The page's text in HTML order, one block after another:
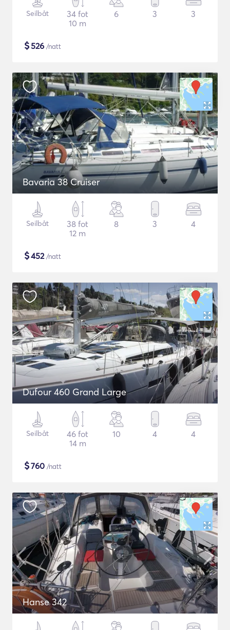
Seilbåt
34 fot
10 m
6 3 3
$526 /natt
Bavaria 38 Cruiser
Seilbåt
38 fot
12 m
8 3 4
$452/natt
Dufour 460 Grand Large
Seilbåt
46 fot
14 m
10 4 4
$760 /natt
Hanse 342